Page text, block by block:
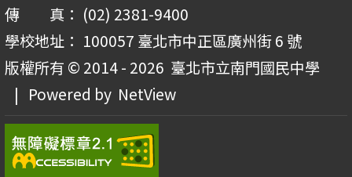
傳 真： (02) 2381-9400
學校地址： 100057 臺北市中正區廣州街 6 號
版權所有 © 2014 - 2026 臺北市立南門國民中學
| Powered by NetView